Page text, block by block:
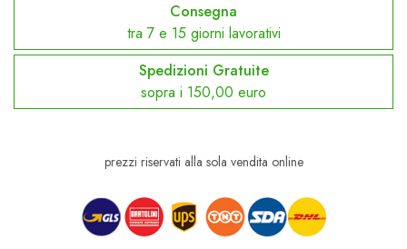
Consegna
tra 7 e 15 giorni lavorativi
Spedizioni Gratuite
sopra i 150,00 euro
prezzi riservati alla sola vendita online